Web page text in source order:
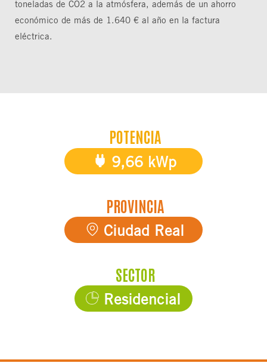
toneladas de CO2 a la atmósfera, además de un ahorro
económico de más de 1.640 € al año en la factura
eléctrica.
POTENCIA
9,66 kWp
PROVINCIA
Ciudad Real
SECTOR
Residencial